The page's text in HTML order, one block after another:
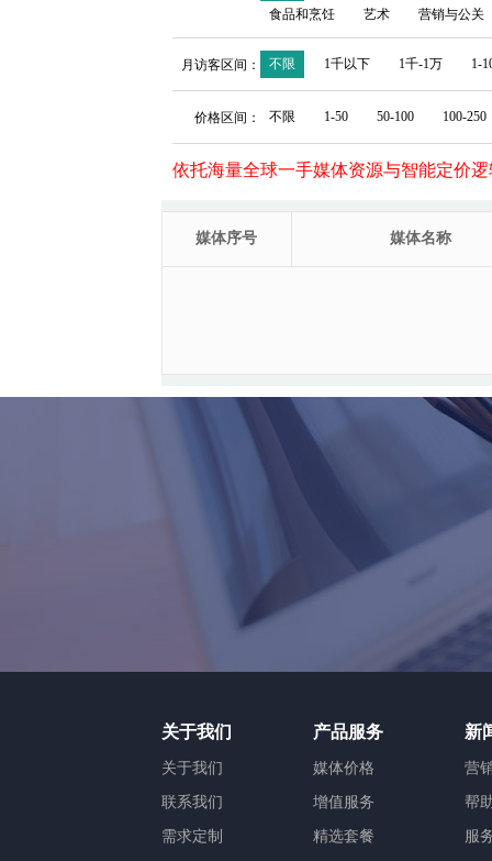
食品和烹饪
艺术 营销与公关
月访客区间： 不限 1千以下 1千-1万 1-
价格区间： 不限 1-50 50-100 100-250
依托海量全球一手媒体资源与智能定价
媒体序号 媒体名称
关于我们
关于我们
联系我们
需求定制
产品服务
媒体价格
增值服务
精选套餐
新
营
帮
服